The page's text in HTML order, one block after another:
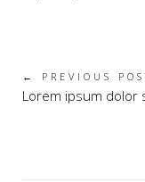
← PREVIOUS
Lorem ipsum dolor